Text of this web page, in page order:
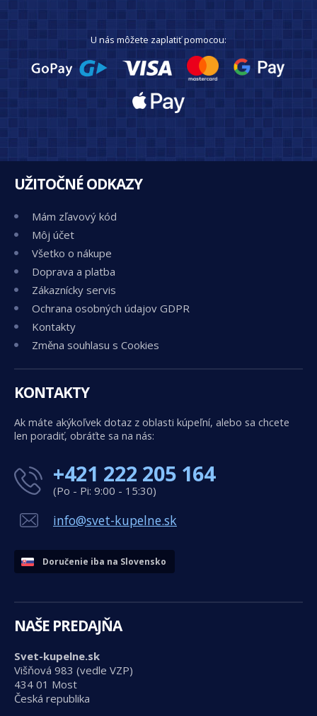
U nás môžete zaplatiť pomocou:
UŽITOČNÉ ODKAZY
Mám zľavový kód
Môj účet
Všetko o nákupe
Doprava a platba
Zákaznícky servis
Ochrana osobných údajov GDPR
Kontakty
Změna souhlasu s Cookies
KONTAKTY
Ak máte akýkoľvek dotaz z oblasti kúpeľní, alebo sa chcete
len poradiť, obráťte sa na nás:
+421 222 205 164
(Po - Pi: 9:00 - 15:30)
info@svet-kupelne.sk
Doručenie iba na Slovensko
NAŠE PREDAJŇA
Svet-kupelne.sk
Višňová 983 (vedle VZP)
434 01 Most
Česká republika